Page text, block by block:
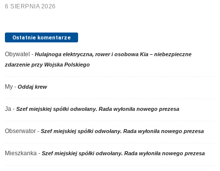
6 SIERPNIA 2026
Ostatnie komentarze
Obywatel - Hulajnoga elektryczna, rower i osobowa Kia – niebezpieczne
zdarzenie przy Wojska Polskiego
My - Oddaj krew
Ja - Szef miejskiej spółki odwołany. Rada wyłoniła nowego prezesa
Obserwator - Szef miejskiej spółki odwołany. Rada wyłoniła nowego prezesa
Mieszkanka - Szef miejskiej spółki odwołany. Rada wyłoniła nowego prezesa